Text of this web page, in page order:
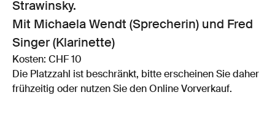
Strawinsky.
Mit Michaela Wendt (Sprecherin) und Fred
Singer (Klarinette)
Kosten: CHF 10
Die Platzzahl ist beschränkt, bitte erscheinen Sie daher
frühzeitig oder nutzen Sie den Online Vorverkauf.